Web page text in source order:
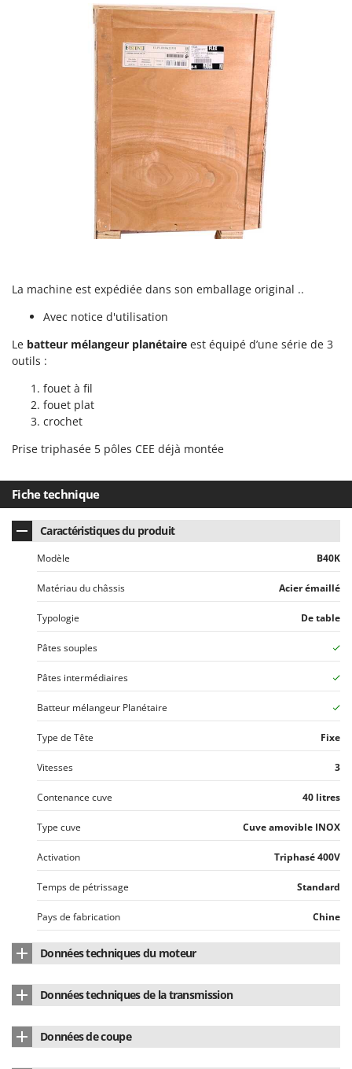
Seven Italy
Smartwood
Spyro
Stanley
Stocker
Sunseeker
T
TecnoGen
Tellarini Pompe
Telwin
Tenco
Tineco
Tornado
Tre Spade
Trev - Abrek - TecnoVIR
Trotec
Troy-Bilt
Udor
Unger
Verdemax
Vesco
Volpi
Waldner
Weber
WIDU
Wiper EcoRobot
Wolf Garten
Wortex
La machine est expédiée dans son emballage original ..
Avec notice d'utilisation
Le batteur mélangeur planétaire est équipé d’une série de 3
outils :
fouet à fil
fouet plat
crochet
Prise triphasée 5 pôles CEE déjà montée
Fiche technique
Caractéristiques du produit
Modèle B40K
Matériau du châssis Acier émaillé
Typologie De table
Pâtes souples
Pâtes intermédiaires
Batteur mélangeur Planétaire
Type de Tête Fixe
Vitesses 3
Contenance cuve 40 litres
Type cuve Cuve amovible INOX
Activation Triphasé 400V
Temps de pétrissage Standard
Pays de fabrication Chine
Données techniques du moteur
Puissance nominale 1.7 HP
Puissance nominale (watt)
Données techniques de la transmission
Données de coupe